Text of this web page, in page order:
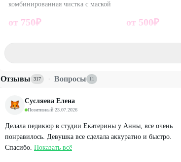
комбинированная чистка с маской
от 750₽ от 500₽
Отзывы 317 · Вопросы 11
Сусляева Елена
Позитивный·23.07.2026
Делала педикюр в студии Екатерины у Анны, все очень
понравилось. Девушка все сделала аккуратно и быстро.
Спасибо. Показать всё